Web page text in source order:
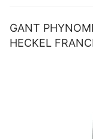
10
GANT
HECKEL